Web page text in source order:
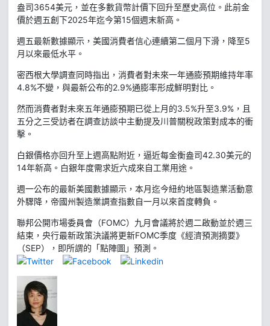
盎司3654美元，並在多數貨幣計價下回升至歷史高位。此前金
價於週五創下2025年迄今第15個週末新高。
週五最新數據顯示，美國消費者信心連續第二個月下滑，降至5
月以來最低水平。
密西根大學調查同時指出，消費者對未來一年通膨預期維持年率
4.8%不變，與最新公布的2.9%通膨率形成鮮明對比。
然而消費者對未來五年通膨預期已從上月的3.5%升至3.9%，且
五分之三受訪者在調查訪談中主動提及川普關稅政策對成本的衝
擊。
白銀價格亦回升至上週高點附近，逼近每金衡盎司42.30美元的
14年新高。白銀年度需求近六成來自工業用途。
週一公布的最新美國數據顯示，本月迄今紐約地區製造業活動意
外驟降，帝國州製造業調查指數自一月以來首度轉負。
聯邦公開市場委員會（FOMC）九月會議將於週二啟動並於週三
結束，央行最新政策決議將更新FOMC季度《經濟預測摘要》
（SEP），即所謂的「點陣圖」預測。